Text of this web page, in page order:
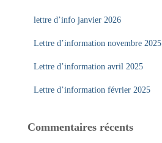
lettre d’info janvier 2026
Lettre d’information novembre 2025
Lettre d’information avril 2025
Lettre d’information février 2025
Commentaires récents